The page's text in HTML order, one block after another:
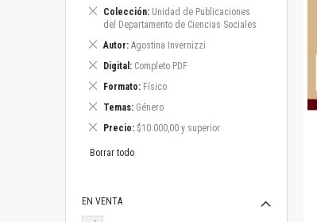
Colección Unidad de Publicaciones
del Departamento de Ciencias Sociales
Eliminar
este
Autor Agostina Invernizzi
Eliminar
artículo
Digital Completo PDF
Eliminar
artículo
Formato Físico
Eliminar
artículo
Temas Género
Eliminar
artículo
Precio $10.000,00 y superior
Eliminar
artículo
Borrar todo
EN VENTA